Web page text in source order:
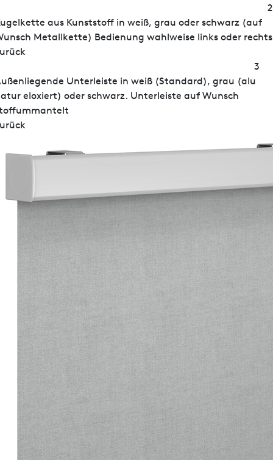
2
aus Kunststoff in weiß, grau oder schwarz (auf
Metallkette) Bedienung wahlweise links oder rechts
3
Unterleiste in weiß (Standard), grau (alu
eloxiert) oder schwarz. Unterleiste auf Wunsch